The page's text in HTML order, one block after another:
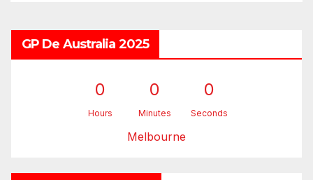
GP De Australia 2025
0
Hours
0
Minutes
0
Seconds
Melbourne